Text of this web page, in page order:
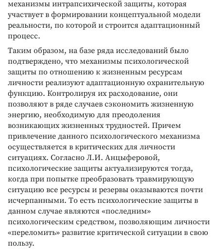
механизмы интрапсихической защиты, которая
участвует в формировании концептуальной модели
реальности, по которой и строится адаптационный
процесс.
Tаким образом, на базе ряда исследований было
подтверждено, что механизмы психологической
защиты по отношению к жизненным ресурсам
личности реализуют адаптационную охранительную
функцию. Контролируя их расходование, они
позволяют в ряде случаев сэкономить жизненную
энергию, необходимую для преодоления
возникающих жизненных трудностей. Причем
привлечение данного психологического механизма
осуществляется в критических для личности
ситуациях. Согласно Л.И. Анцыферовой,
психологические защиты актуализируются тогда,
когда при попытке преобразовать травмирующую
ситуацию все ресурсы и резервы оказываются почти
исчерпанными. Tо есть психологические защиты в
данном случае являются «последним»
психологическим средством, позволяющим личности
«переломить» развитие критической ситуации в свою
пользу.